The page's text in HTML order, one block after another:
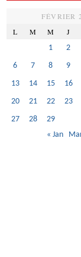
FÉVRIER
L
M M J
1 2
6
7 8 9
13
14 15 16
20
21 22 23
27
28
29
« Jan